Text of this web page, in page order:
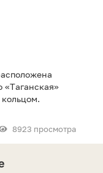
«Таганская»
8923 просмотра